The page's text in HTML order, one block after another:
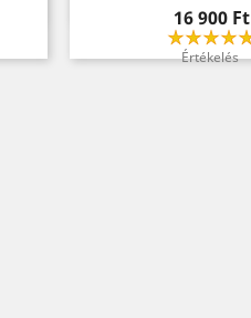
Ár
16 900 Ft
Értékelés